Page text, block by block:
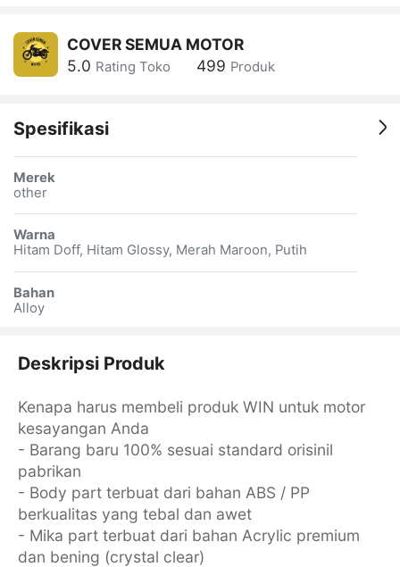
COVER SEMUA MOTOR
5.0 Rating Toko 499 Produk
Spesifikasi
Merek
other
Warna
Hitam Doff, Hitam Glossy, Merah Maroon, Putih
Bahan
Alloy
Deskripsi Produk
Kenapa harus membeli produk WIN untuk motor
kesayangan Anda
- Barang baru 100% sesuai standard orisinil
pabrikan
- Body part terbuat dari bahan ABS / PP
berkualitas yang tebal dan awet
- Mika part terbuat dari bahan Acrylic premium
dan bening (crystal clear)